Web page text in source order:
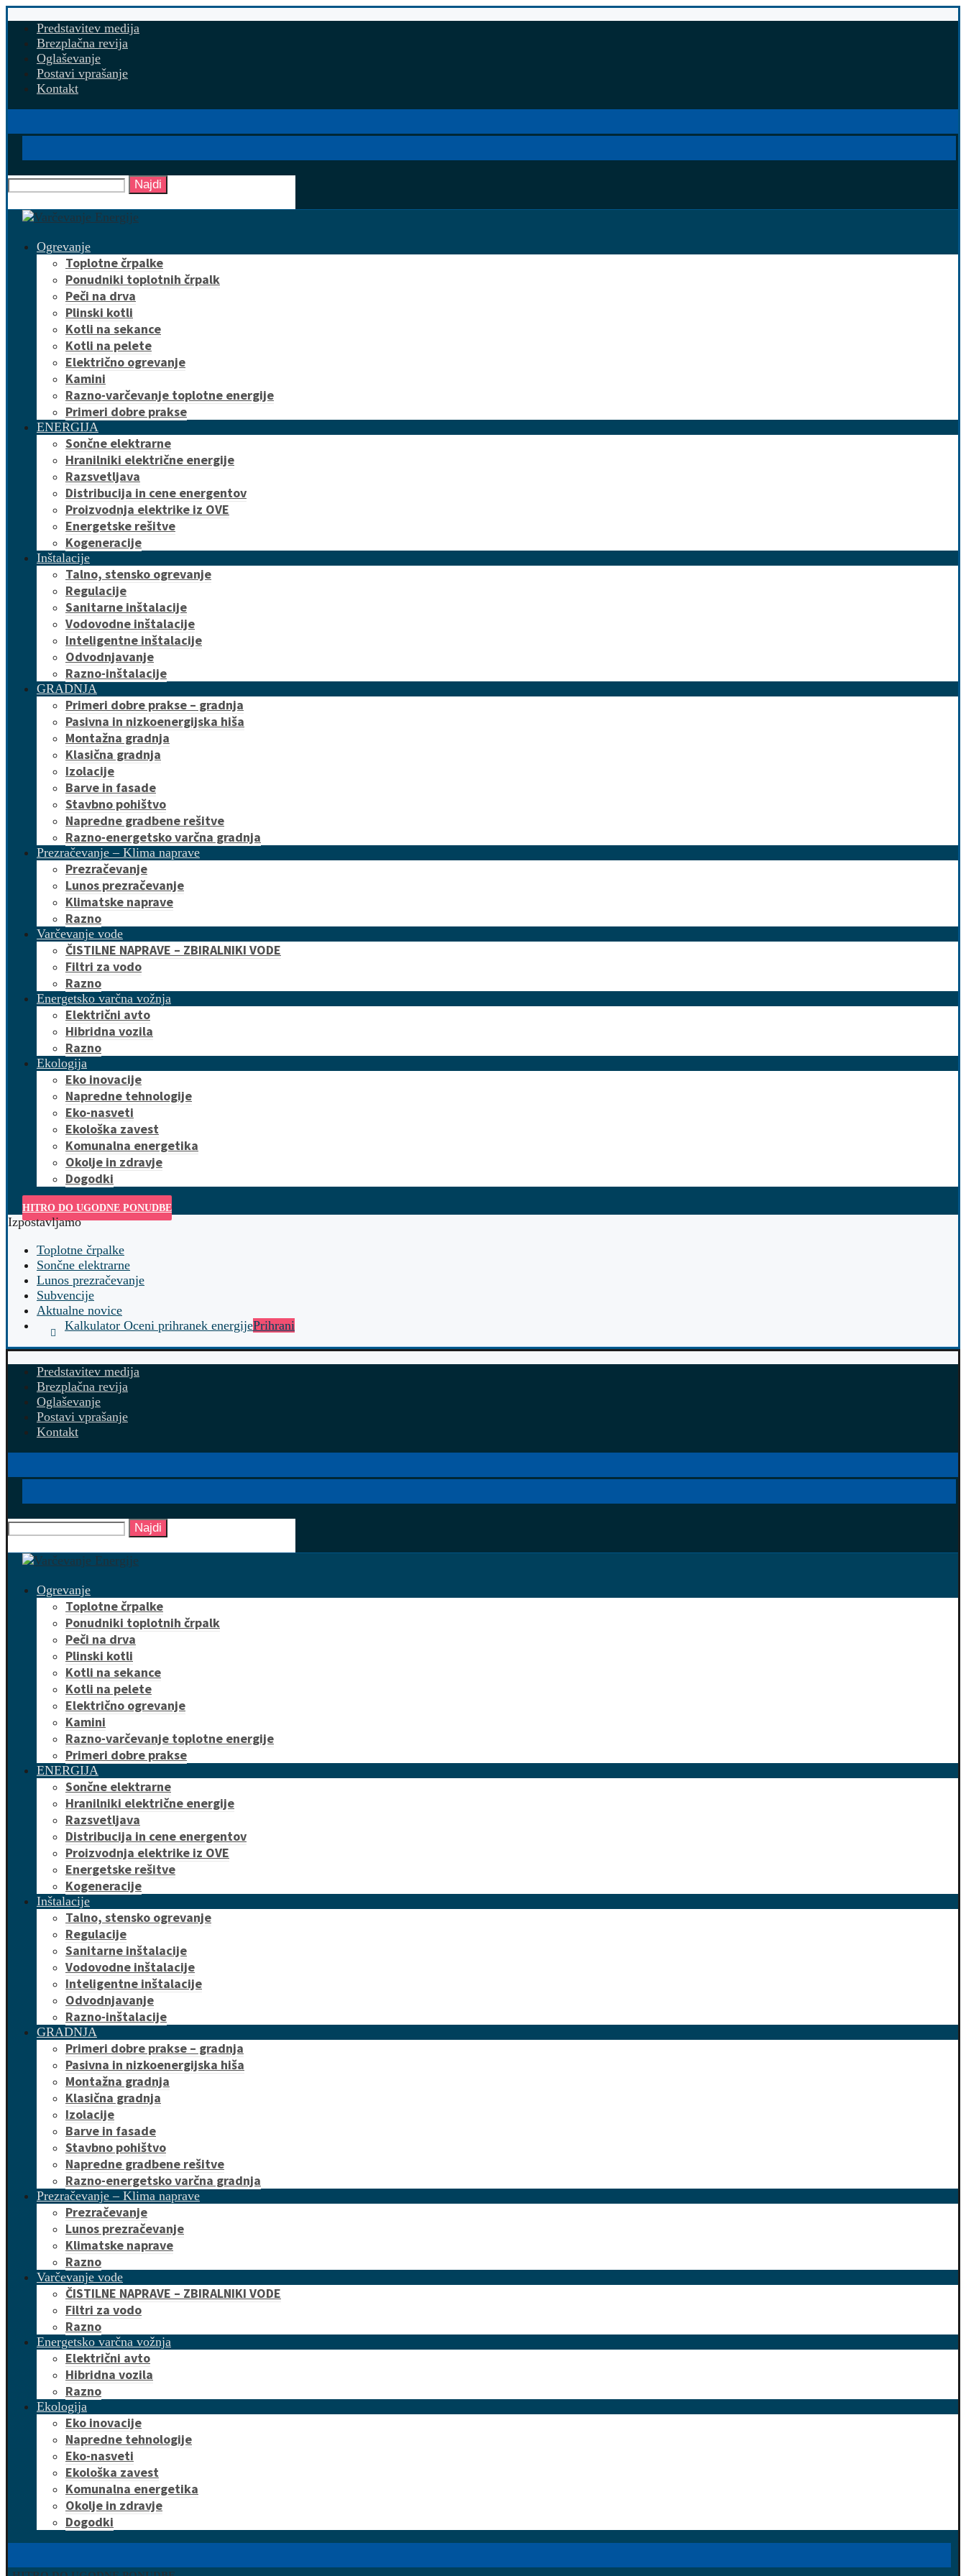
Predstavitev medija
Brezplačna revija
Oglaševanje
Postavi vprašanje
Kontakt
Najdi
Ogrevanje
Toplotne črpalke
Ponudniki toplotnih črpalk
Peči na drva
Plinski kotli
Kotli na sekance
Kotli na pelete
Električno ogrevanje
Kamini
Razno-varčevanje toplotne energije
Primeri dobre prakse
ENERGIJA
Sončne elektrarne
Hranilniki električne energije
Razsvetljava
Distribucija in cene energentov
Proizvodnja elektrike iz OVE
Energetske rešitve
Kogeneracije
Inštalacije
Talno, stensko ogrevanje
Regulacije
Sanitarne inštalacije
Vodovodne inštalacije
Inteligentne inštalacije
Odvodnjavanje
Razno-inštalacije
GRADNJA
Primeri dobre prakse – gradnja
Pasivna in nizkoenergijska hiša
Montažna gradnja
Klasična gradnja
Izolacije
Barve in fasade
Stavbno pohištvo
Napredne gradbene rešitve
Razno-energetsko varčna gradnja
Prezračevanje – Klima naprave
Prezračevanje
Lunos prezračevanje
Klimatske naprave
Razno
Varčevanje vode
ČISTILNE NAPRAVE – ZBIRALNIKI VODE
Filtri za vodo
Razno
Energetsko varčna vožnja
Električni avto
Hibridna vozila
Razno
Ekologija
Eko inovacije
Napredne tehnologije
Eko-nasveti
Ekološka zavest
Komunalna energetika
Okolje in zdravje
Dogodki
HITRO DO UGODNE PONUDBE
Izpostavljamo
Toplotne črpalke
Sončne elektrarne
Lunos prezračevanje
Subvencije
Aktualne novice
Kalkulator Oceni prihranek energijePrihrani
Predstavitev medija
Brezplačna revija
Oglaševanje
Postavi vprašanje
Kontakt
Najdi
Ogrevanje
Toplotne črpalke
Ponudniki toplotnih črpalk
Peči na drva
Plinski kotli
Kotli na sekance
Kotli na pelete
Električno ogrevanje
Kamini
Razno-varčevanje toplotne energije
Primeri dobre prakse
ENERGIJA
Sončne elektrarne
Hranilniki električne energije
Razsvetljava
Distribucija in cene energentov
Proizvodnja elektrike iz OVE
Energetske rešitve
Kogeneracije
Inštalacije
Talno, stensko ogrevanje
Regulacije
Sanitarne inštalacije
Vodovodne inštalacije
Inteligentne inštalacije
Odvodnjavanje
Razno-inštalacije
GRADNJA
Primeri dobre prakse – gradnja
Pasivna in nizkoenergijska hiša
Montažna gradnja
Klasična gradnja
Izolacije
Barve in fasade
Stavbno pohištvo
Napredne gradbene rešitve
Razno-energetsko varčna gradnja
Prezračevanje – Klima naprave
Prezračevanje
Lunos prezračevanje
Klimatske naprave
Razno
Varčevanje vode
ČISTILNE NAPRAVE – ZBIRALNIKI VODE
Filtri za vodo
Razno
Energetsko varčna vožnja
Električni avto
Hibridna vozila
Razno
Ekologija
Eko inovacije
Napredne tehnologije
Eko-nasveti
Ekološka zavest
Komunalna energetika
Okolje in zdravje
Dogodki